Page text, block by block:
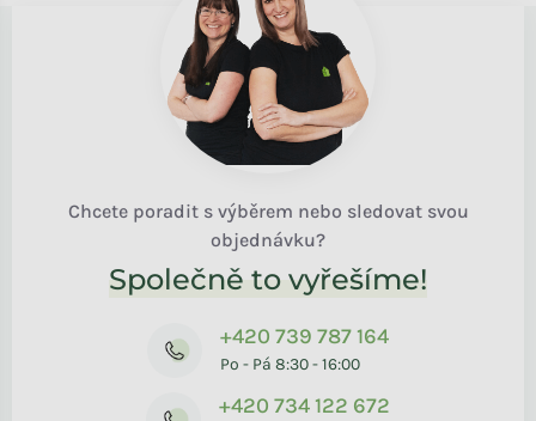
Chcete poradit s výběrem nebo sledovat svou
objednávku?
Společně to vyřešíme!
+420 739 787 164
Po - Pá 8:30 - 16:00
+420 734 122 672